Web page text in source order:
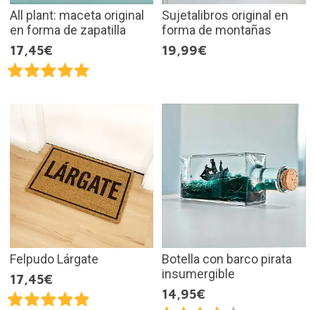
All plant: maceta original
en forma de zapatilla
17,45€
Sujetalibros original en
forma de montañas
19,99€
Felpudo Lárgate
17,45€
Botella con barco pirata
insumergible
14,95€